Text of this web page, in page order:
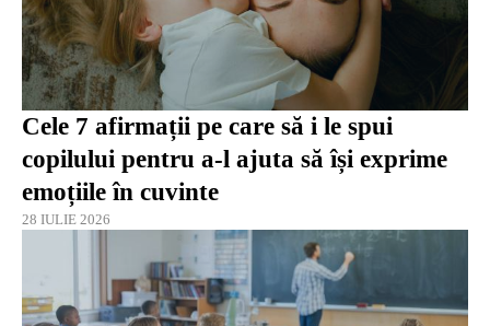
Cele 7 afirmații pe care să i le spui
copilului pentru a-l ajuta să își exprime
emoțiile în cuvinte
28 IULIE 2026